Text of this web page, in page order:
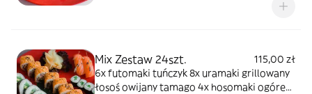
Mix Zestaw 24szt.
115,00 zł
6x futomaki tuńczyk 8x uramaki grillowany
łosoś owijany tamago 4x hosomaki ogórek